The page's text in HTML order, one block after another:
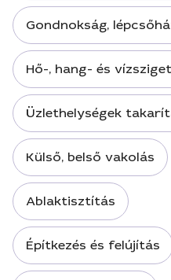
Gondnokság,
Hő-, hang- és
Üzlethelységek
Külső, belső vakolás
Ablaktisztítás
Építkezés és felújítás